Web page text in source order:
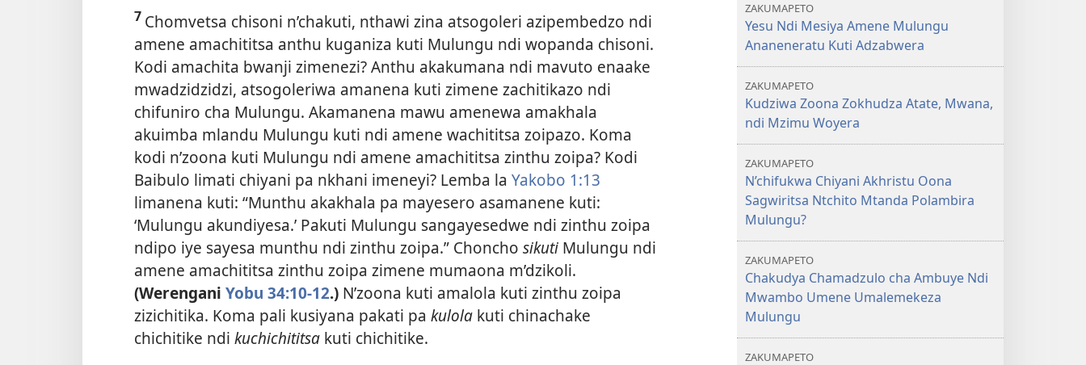
7 Chomvetsa chisoni n’chakuti, nthawi zina atsogoleri azipembedzo ndi
amene amachititsa anthu kuganiza kuti Mulungu ndi wopanda chisoni.
Kodi amachita bwanji zimenezi? Anthu akakumana ndi mavuto enaake
mwadzidzidzi, atsogoleriwa amanena kuti zimene zachitikazo ndi
chifuniro cha Mulungu. Akamanena mawu amenewa amakhala
akuimba mlandu Mulungu kuti ndi amene wachititsa zoipazo. Koma
kodi n’zoona kuti Mulungu ndi amene amachititsa zinthu zoipa? Kodi
Baibulo limati chiyani pa nkhani imeneyi? Lemba la Yakobo 1:13
limanena kuti: “Munthu akakhala pa mayesero asamanene kuti:
‘Mulungu akundiyesa.’ Pakuti Mulungu sangayesedwe ndi zinthu zoipa
ndipo iye sayesa munthu ndi zinthu zoipa.” Choncho sikuti Mulungu ndi
amene amachititsa zinthu zoipa zimene mumaona m’dzikoli.
(Werengani Yobu 34:10-12.) N’zoona kuti amalola kuti zinthu zoipa
zizichitika. Koma pali kusiyana pakati pa kulola kuti chinachake
chichitike ndi kuchichititsa kuti chichitike.
ZAKUMAPETO
Yesu Ndi Mesiya Amene Mulungu
Ananeneratu Kuti Adzabwera
ZAKUMAPETO
Kudziwa Zoona Zokhudza Atate, Mwana,
ndi Mzimu Woyera
ZAKUMAPETO
N’chifukwa Chiyani Akhristu Oona
Sagwiritsa Ntchito Mtanda Polambira
Mulungu?
ZAKUMAPETO
Chakudya Chamadzulo cha Ambuye Ndi
Mwambo Umene Umalemekeza
Mulungu
ZAKUMAPETO